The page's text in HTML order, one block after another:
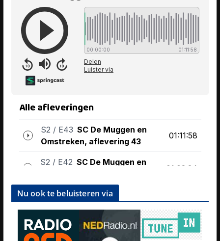
Nu ook te beluisteren via